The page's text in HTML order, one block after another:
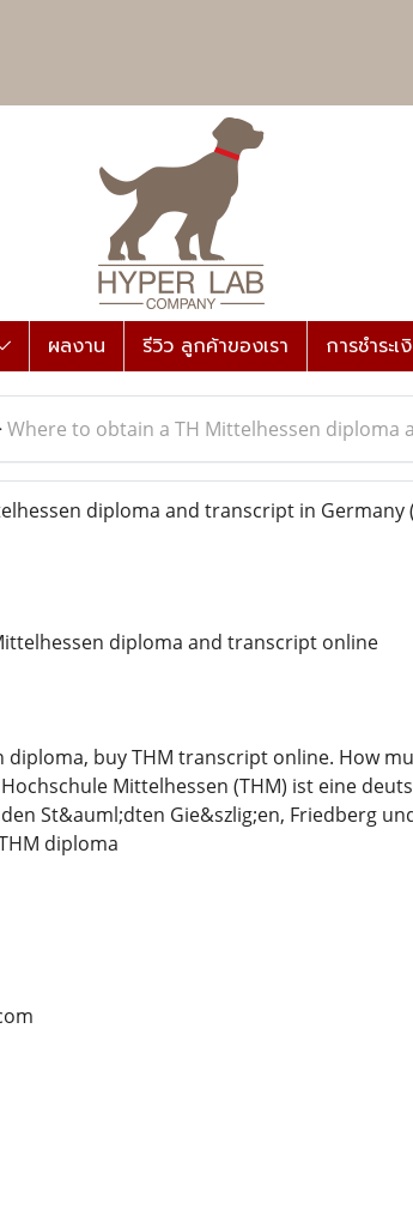
ผลงาน รีวิว ลูกค้าของเรา การชำระเ
Where to obtain a TH Mittelhessen diploma
diploma and transcript in Germany
diploma and transcript online
diploma, buy THM transcript online. How
Mittelhessen (THM) ist eine
St&auml;dten Gie&szlig;en, Friedberg
diploma